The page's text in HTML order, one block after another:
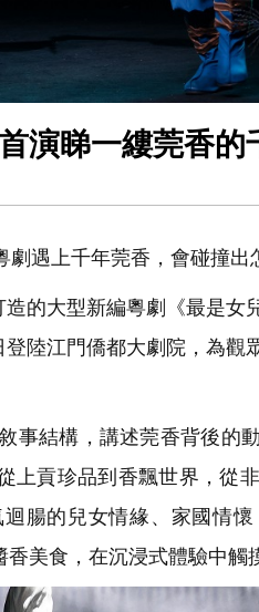
演睇一縷莞香的
遇上千年莞香，會碰撞出
的大型新編粵劇《最是女
陸江門僑都大劇院，為觀
結構，講述莞香背後的
貢珍品到香飄世界，從
腸的兒女情緣、家國情
美食，在沉浸式體驗中觸